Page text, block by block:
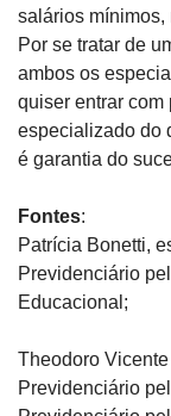
salários mínimos,
Por se tratar de
ambos os
quiser entrar com
especializado do
é garantia do
Fontes:
Patrícia Bonetti,
Previdenciário
Educacional;
Theodoro
Previdenciário